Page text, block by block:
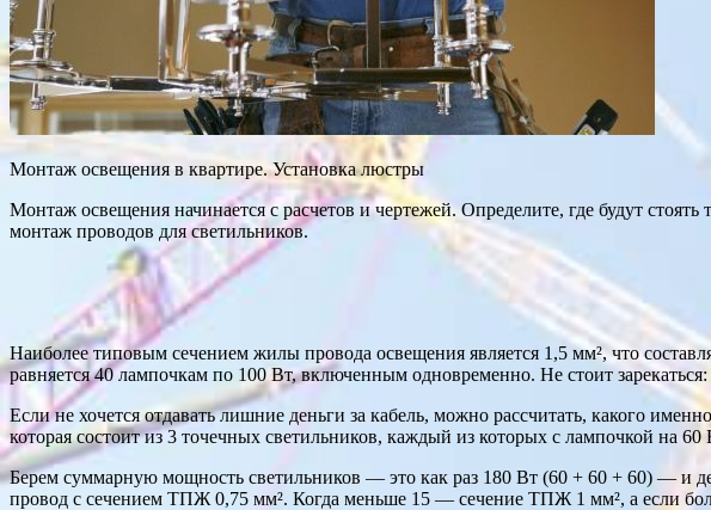
Монтаж освещения в квартире. Установка люстры
Монтаж освещения начинается с расчетов и чертежей. Определите, где будут
монтаж проводов для светильников.
Наиболее типовым сечением жилы провода освещения является 1,5 мм², что
равняется 40 лампочкам по 100 Вт, включенным одновременно. Не стоит
Если не хочется отдавать лишние деньги за кабель, можно рассчитать, какого
которая состоит из 3 точечных светильников, каждый из которых с лампочкой на
Берем суммарную мощность светильников — это как раз 180 Вт (60 + 60 + 60) — и
провод с сечением ТПЖ 0,75 мм². Когда меньше 15 — сечение ТПЖ 1 мм², а если